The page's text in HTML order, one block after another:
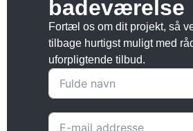
badeværelse
Fortæl os om dit projekt, så
tilbage hurtigst muligt med
uforpligtende tilbud.